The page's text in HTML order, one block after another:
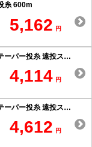
糸 600m
5,162 円
【20周年記念 特別価格】拙者のPEテーパー投糸 遠投スペシャル 0.6号以上
4,114 円
【20周年記念 特別価格】拙者のPEテーパー投糸 遠投スペシャル 0.5号以下
4,612 円